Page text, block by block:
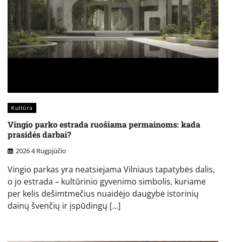
Kultūra
Vingio parko estrada ruošiama permainoms: kada
prasidės darbai?
2026 4 Rugpjūčio
Vingio parkas yra neatsiejama Vilniaus tapatybės dalis,
o jo estrada – kultūrinio gyvenimo simbolis, kuriame
per kelis dešimtmečius nuaidėjo daugybė istorinių
dainų švenčių ir įspūdingų […]